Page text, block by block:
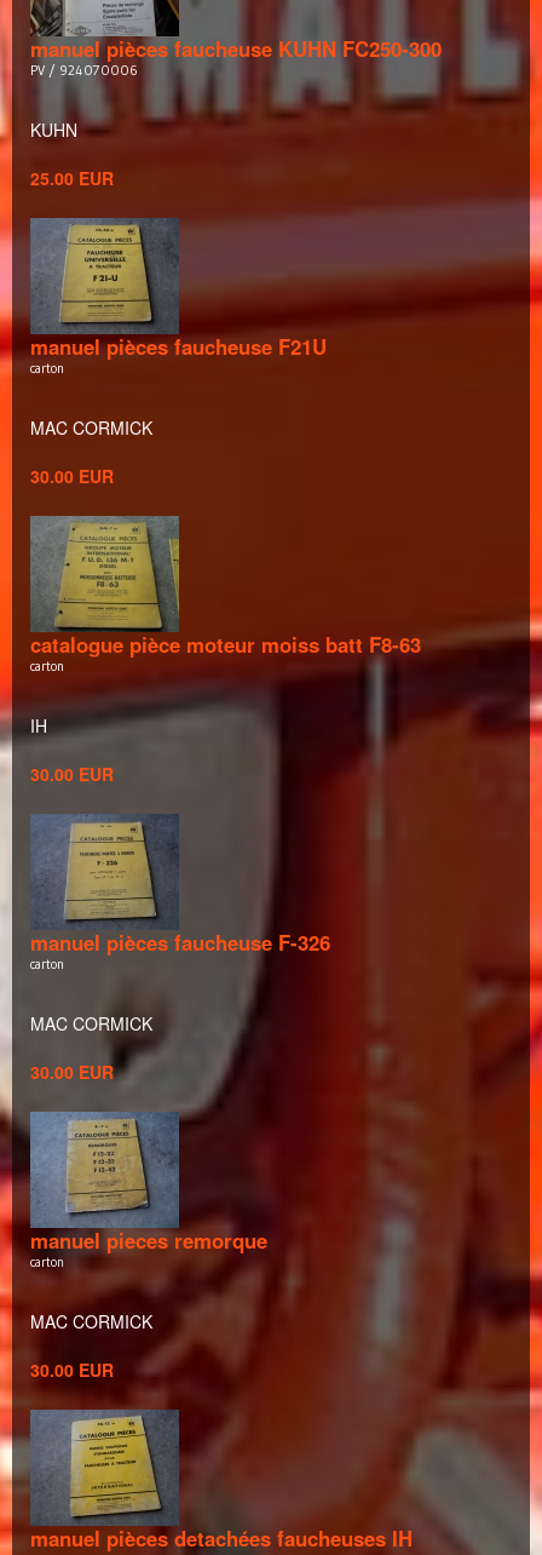
manuel pièces faucheuse KUHN FC250-300
PV / 924070006
KUHN
25.00 EUR
manuel pièces faucheuse F21U
carton
MAC CORMICK
30.00 EUR
catalogue pièce moteur moiss batt F8-63
carton
IH
30.00 EUR
manuel pièces faucheuse F-326
carton
MAC CORMICK
30.00 EUR
manuel pieces remorque
carton
MAC CORMICK
30.00 EUR
manuel pièces detachées faucheuses IH